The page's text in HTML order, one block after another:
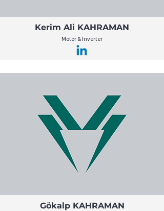
Kerim Ali KAHRAMAN
Motor & Inverter
Gökalp KAHRAMAN